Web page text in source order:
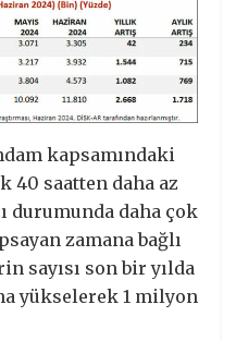
kapsamındaki
40 saatten daha az
durumunda daha çok
zamana bağlı
sayısı son bir yılda
yükselerek 1 milyon